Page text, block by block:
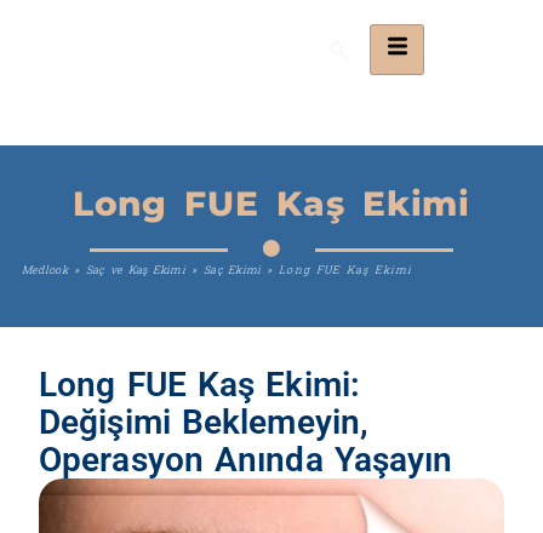
Long FUE Kaş Ekimi
Medlook» Saç ve Kaş Ekimi» Saç Ekimi» Long FUE Kaş Ekimi
Long FUE Kaş Ekimi:
Değişimi Beklemeyin,
Operasyon Anında Yaşayın